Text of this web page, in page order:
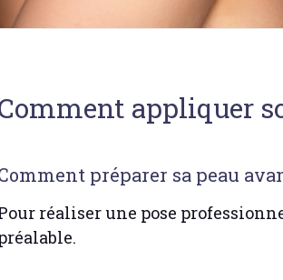
appliquer
préparer sa peau
réaliser une pose